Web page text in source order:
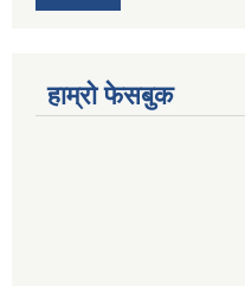
हाम्रो फेसबुक